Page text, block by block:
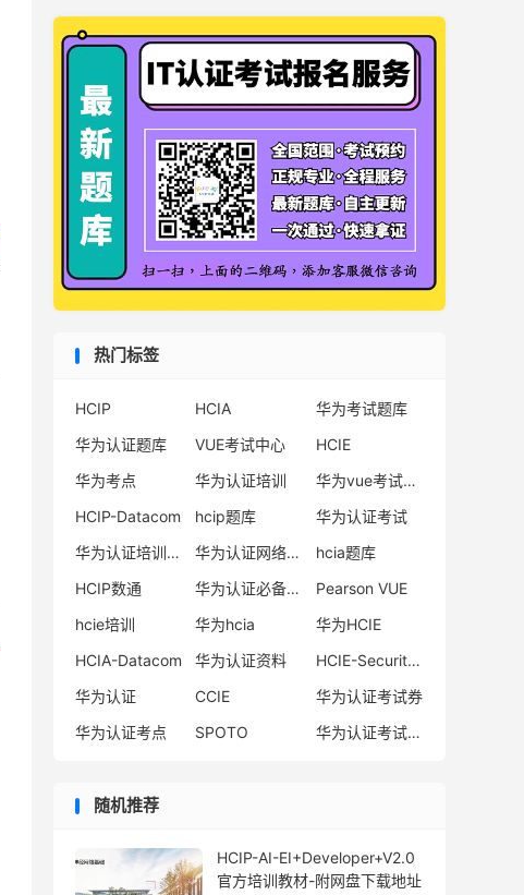
热门标签
HCIP HCIA
华为考试题库
华为认证题库
VUE考试中心
HCIE
华为考点
华为认证培训
华为vue考试中心
HCIP-Datacom
hcip题库
华为认证考试
华为认证培训机构
华为认证网络工程师
hcia题库
HCIP数通
华为认证必备电子书系列
Pearson VUE
hcie培训
华为hcia
华为HCIE
HCIA-Datacom
华为认证资料
HCIE-Security备考指南
华为认证
CCIE
华为认证考试券
华为认证考点
SPOTO 华为认证考试费用
随机推荐
HCIP-AI-EI+Developer+V2.0
官方培训教材-附网盘下载地址